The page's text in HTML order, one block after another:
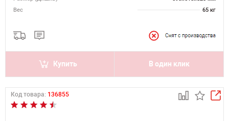
Вес
65 кг
Купить В один клик
Код товара: 136855